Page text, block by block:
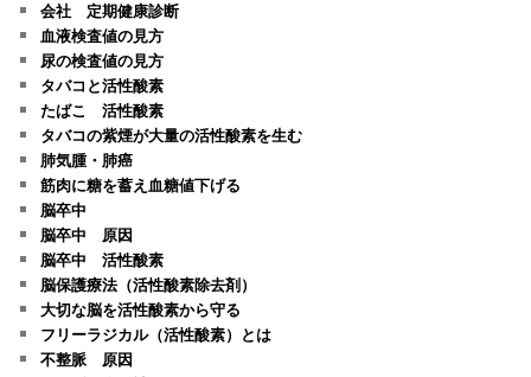
会社 定期健康診断
血液検査値の見方
尿の検査値の見方
タバコと活性酸素
たばこ 活性酸素
タバコの紫煙が大量の活性酸素を生む
肺気腫・肺癌
筋肉に糖を蓄え血糖値下げる
脳卒中
脳卒中 原因
脳卒中 活性酸素
脳保護療法（活性酸素除去剤）
大切な脳を活性酸素から守る
フリーラジカル（活性酸素）とは
不整脈 原因